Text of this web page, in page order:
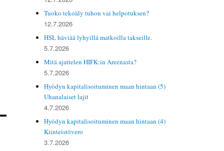
Tuoko tekoäly tuhon vai helpotuksen?
12.7.2026
HSL häviää lyhyillä matkoilla takseille.
5.7.2026
Mitä ajattelen HIFK:in Areenasta?
5.7.2026
Hyödyn kapitalisoituminen maan hintaan (5)
Uhanalaiset lajit
4.7.2026
Hyödyn kapitalisoituminen maan hintaan (4)
Kiinteistövero
3.7.2026